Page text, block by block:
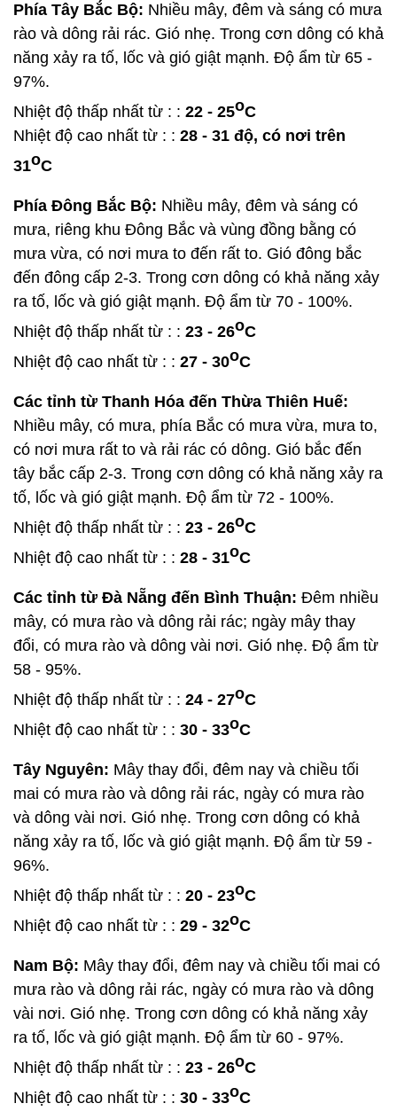
Phía Tây Bắc Bộ: Nhiều mây, đêm và sáng có mưa
rào và dông rải rác. Gió nhẹ. Trong cơn dông có khả
năng xảy ra tố, lốc và gió giật mạnh. Độ ẩm từ 65 -
97%.
Nhiệt độ thấp nhất từ : : 22 - 25oC
Nhiệt độ cao nhất từ : : 28 - 31 độ, có nơi trên
31oC
Phía Đông Bắc Bộ: Nhiều mây, đêm và sáng có
mưa, riêng khu Đông Bắc và vùng đồng bằng có
mưa vừa, có nơi mưa to đến rất to. Gió đông bắc
đến đông cấp 2-3. Trong cơn dông có khả năng xảy
ra tố, lốc và gió giật mạnh. Độ ẩm từ 70 - 100%.
Nhiệt độ thấp nhất từ : : 23 - 26oC
Nhiệt độ cao nhất từ : : 27 - 30oC
Các tỉnh từ Thanh Hóa đến Thừa Thiên Huế:
Nhiều mây, có mưa, phía Bắc có mưa vừa, mưa to,
có nơi mưa rất to và rải rác có dông. Gió bắc đến
tây bắc cấp 2-3. Trong cơn dông có khả năng xảy ra
tố, lốc và gió giật mạnh. Độ ẩm từ 72 - 100%.
Nhiệt độ thấp nhất từ : : 23 - 26oC
Nhiệt độ cao nhất từ : : 28 - 31oC
Các tỉnh từ Đà Nẵng đến Bình Thuận: Đêm nhiều
mây, có mưa rào và dông rải rác; ngày mây thay
đổi, có mưa rào và dông vài nơi. Gió nhẹ. Độ ẩm từ
58 - 95%.
Nhiệt độ thấp nhất từ : : 24 - 27oC
Nhiệt độ cao nhất từ : : 30 - 33oC
Tây Nguyên: Mây thay đổi, đêm nay và chiều tối
mai có mưa rào và dông rải rác, ngày có mưa rào
và dông vài nơi. Gió nhẹ. Trong cơn dông có khả
năng xảy ra tố, lốc và gió giật mạnh. Độ ẩm từ 59 -
96%.
Nhiệt độ thấp nhất từ : : 20 - 23oC
Nhiệt độ cao nhất từ : : 29 - 32oC
Nam Bộ: Mây thay đổi, đêm nay và chiều tối mai có
mưa rào và dông rải rác, ngày có mưa rào và dông
vài nơi. Gió nhẹ. Trong cơn dông có khả năng xảy
ra tố, lốc và gió giật mạnh. Độ ẩm từ 60 - 97%.
Nhiệt độ thấp nhất từ : : 23 - 26oC
Nhiệt độ cao nhất từ : : 30 - 33oC